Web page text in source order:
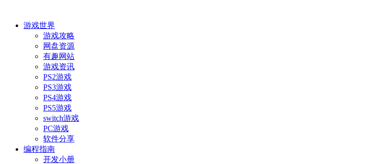
游戏世界
游戏攻略
网盘资源
有趣网站
游戏资讯
PS2游戏
PS3游戏
PS4游戏
PS5游戏
switch游戏
PC游戏
软件分享
编程指南
开发小册